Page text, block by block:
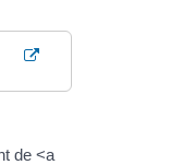
de <a